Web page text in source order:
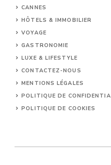
CANNES
HÔTELS & IMMOBILIER
VOYAGE
GASTRONOMIE
LUXE & LIFESTYLE
CONTACTEZ-NOUS
MENTIONS LÉGALES
POLITIQUE DE
POLITIQUE DE COOKIES